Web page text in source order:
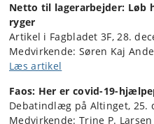
Netto til lagerarbejder: Løb
ryger
Artikel i Fagbladet 3F, 28.
Medvirkende: Søren Kaj
Læs artikel
Faos: Her er covid-19-
Debatindlæg på Altinget, 25.
Medvirkende: Trine P.